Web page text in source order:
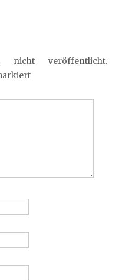
nicht veröffentlicht.